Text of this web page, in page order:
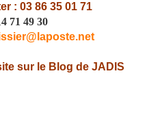
: 03 86 35 01 71
71 49 30
sur le Blog de JADIS